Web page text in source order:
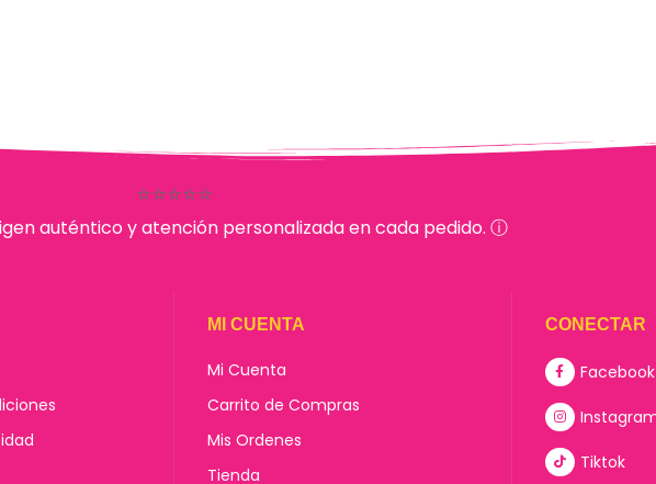
⭐⭐⭐⭐⭐
auténtico y atención personalizada en cada pedido. ⓘ
MI CUENTA
Mi Cuenta
Carrito de Compras
Mis Ordenes
Tienda
CONECTAR
Facebook
Tiktok